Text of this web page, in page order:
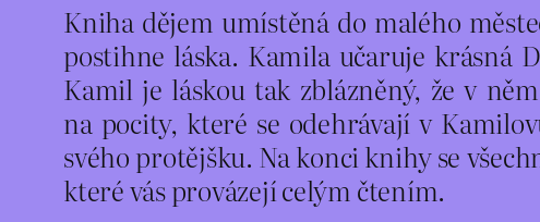
Kniha dějem umístěná do malého
postihne láska. Kamila učaruje krásná
Kamil je láskou tak zblázněný, že v
na pocity, které se odehrávají v
svého protějšku. Na konci knihy se
které vás provázejí celým čtením.